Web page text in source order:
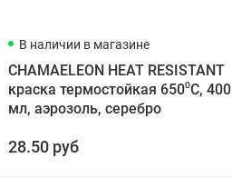
В наличии в магазине
CHAMAELEON HEAT RESISTANT
краска термостойкая 650⁰C, 400
мл, аэрозоль, серебро
28.50 руб